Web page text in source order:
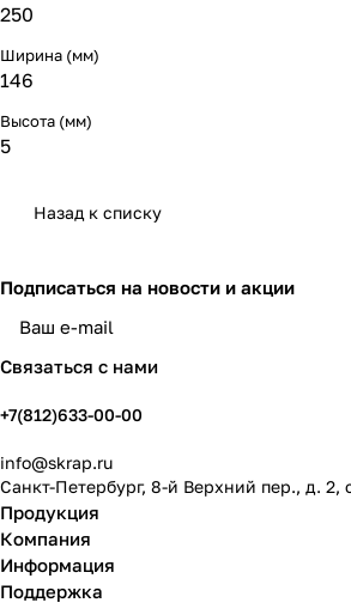
250
Ширина (мм)
146
Высота (мм)
5
Назад к списку
Подписаться на новости и акции
Связаться с нами
+7(812)633-00-00
info@skrap.ru
Санкт-Петербург, 8-й Верхний пер., д. 2,
Продукция
Компания
Информация
Поддержка